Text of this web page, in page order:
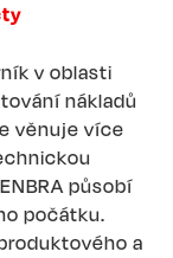
v oblasti
nákladů
věnuje více
působí
počátku.
a